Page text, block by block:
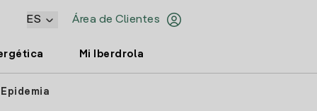
Área de Clientes
ES
Mi Iberdrola